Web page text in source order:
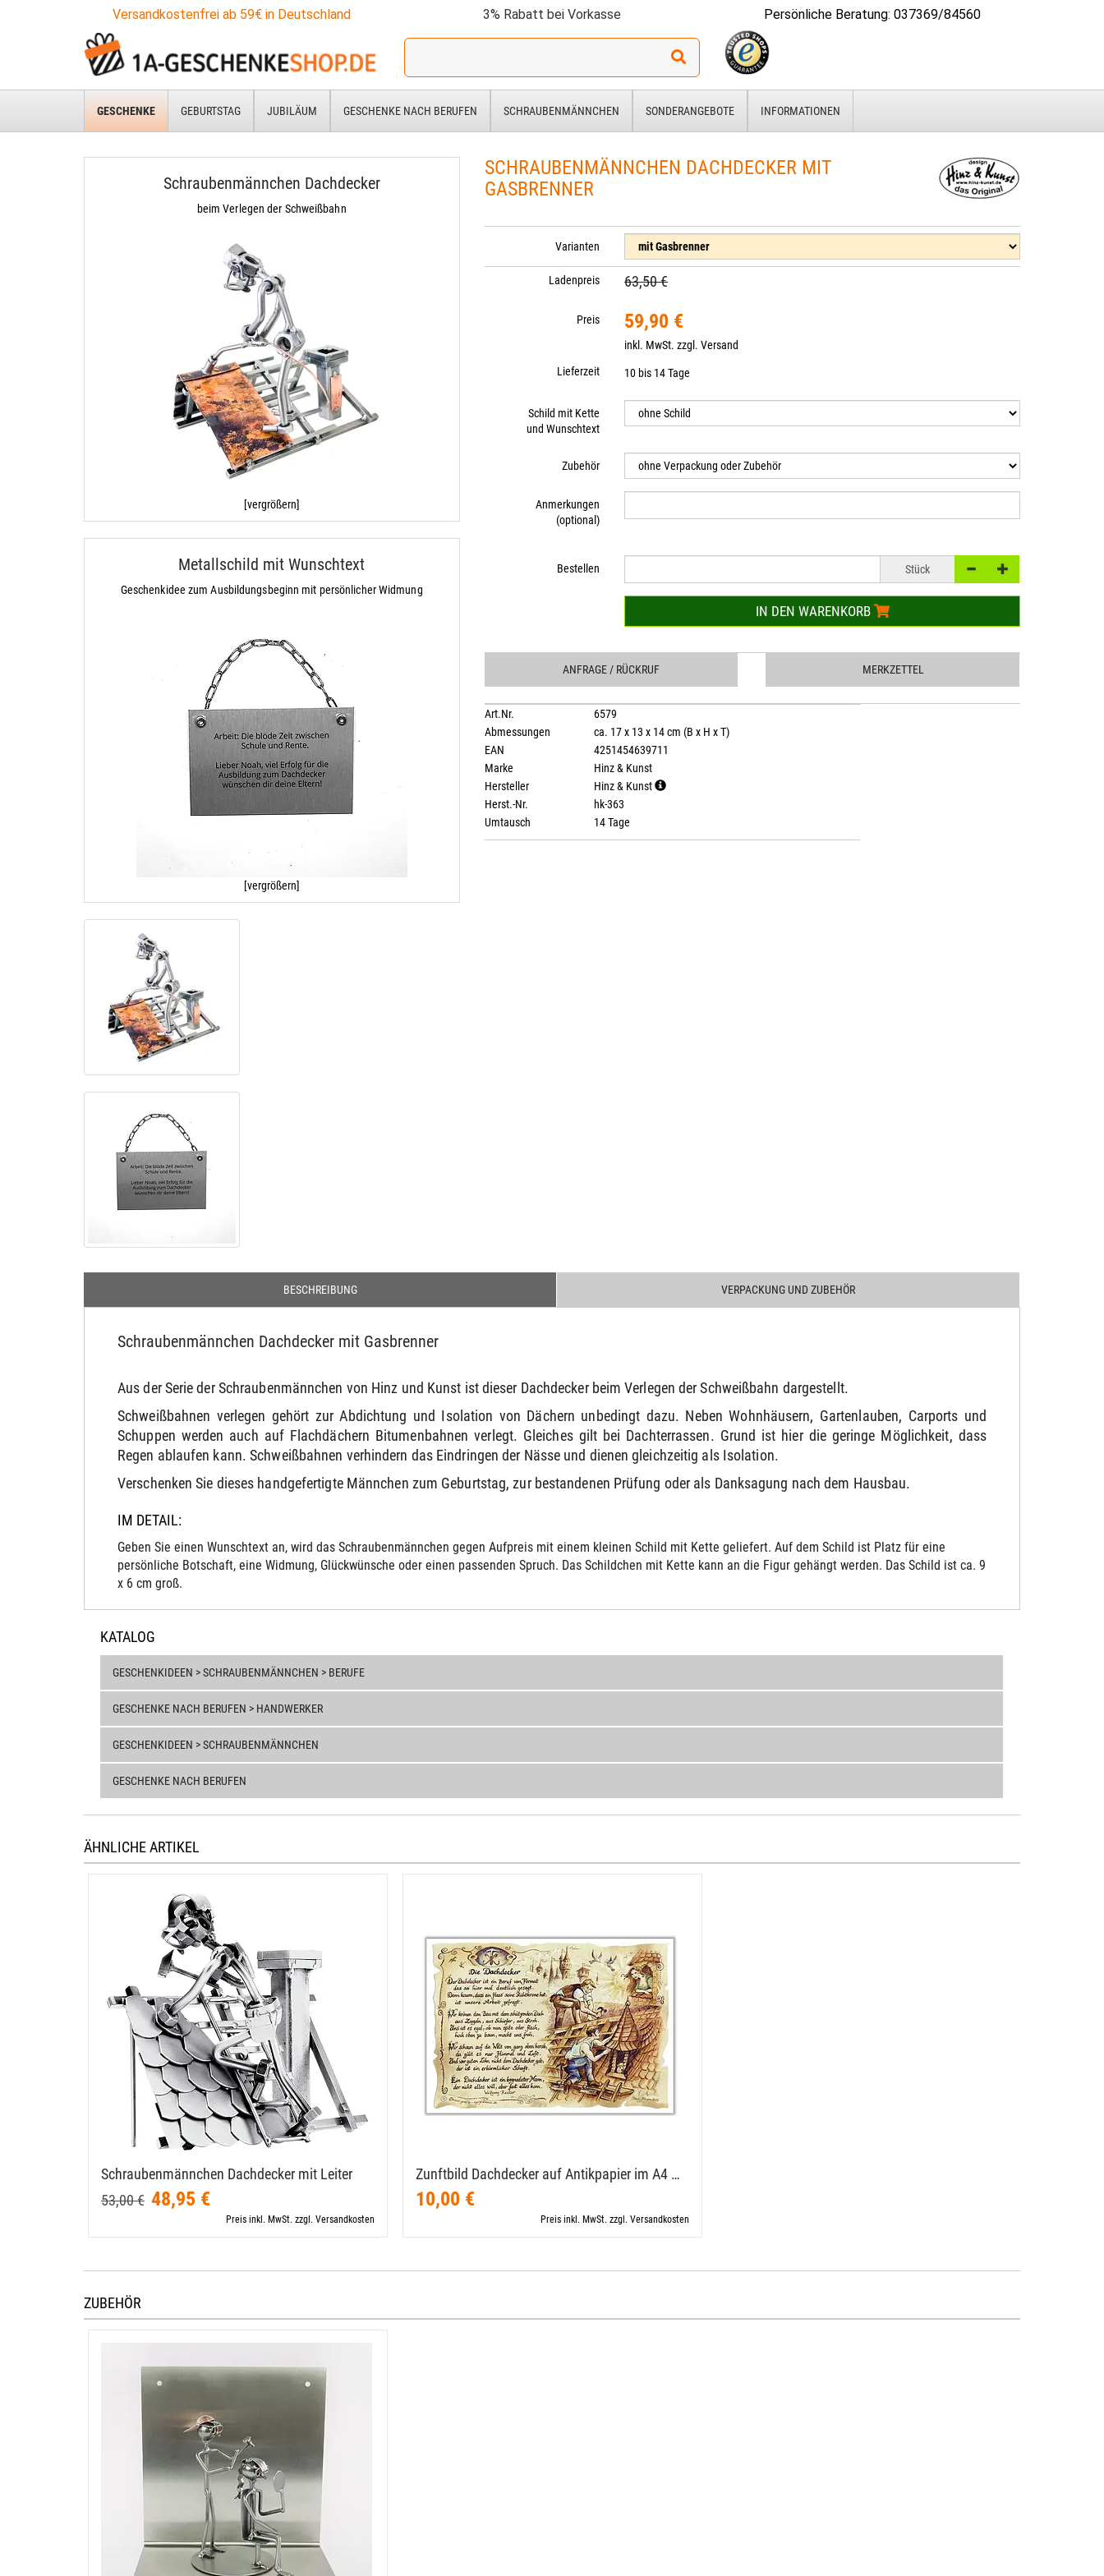
Versandkostenfrei ab 59€ in Deutschland 3% Rabatt bei Vorkasse Persönliche Beratung: 037369/84560
Ich
für:
GESCHENKE GEBURTSTAG JUBILÄUM GESCHENKE NACH BERUFEN SCHRAUBENMÄNNCHEN SONDERANGEBOTE INFORMATIONEN
Schraubenmännchen Dachdecker
beim Verlegen der Schweißbahn
[vergrößern]
Metallschild mit Wunschtext
Geschenkidee zum Ausbildungsbeginn mit persönlicher Widmung
[vergrößern]
SCHRAUBENMÄNNCHEN DACHDECKER MIT
GASBRENNER
Varianten
Ladenpreis 63,50 €
Preis 59,90 €
inkl. MwSt. zzgl.Versand
Lieferzeit
10 bis 14 Tage
Schild mit Kette
und Wunschtext
Zubehör
Anmerkungen
(optional)
Bestellen Stück
IN DEN WARENKORB
ANFRAGE / RÜCKRUF MERKZETTEL
Art.Nr.
6579
Abmessungen
ca. 17 x 13 x 14 cm (B x H x T)
EAN
4251454639711
Marke
Hinz & Kunst
Hersteller
Hinz & Kunst
Herst.-Nr.
hk-363
Umtausch
14 Tage
BESCHREIBUNG VERPACKUNG UND ZUBEHÖR
Schraubenmännchen Dachdecker mit Gasbrenner
Aus der Serie der Schraubenmännchen von Hinz und Kunst ist dieser Dachdecker beim Verlegen der Schweißbahn dargestellt.
Schweißbahnen verlegen gehört zur Abdichtung und Isolation von Dächern unbedingt dazu. Neben Wohnhäusern, Gartenlauben, Carports und
Schuppen werden auch auf Flachdächern Bitumenbahnen verlegt. Gleiches gilt bei Dachterrassen. Grund ist hier die geringe Möglichkeit, dass
Regen ablaufen kann. Schweißbahnen verhindern das Eindringen der Nässe und dienen gleichzeitig als Isolation.
Verschenken Sie dieses handgefertigte Männchen zum Geburtstag, zur bestandenen Prüfung oder als Danksagung nach dem Hausbau.
IM DETAIL:
Geben Sie einen Wunschtext an, wird das Schraubenmännchen gegen Aufpreis mit einem kleinen Schild mit Kette geliefert. Auf dem Schild ist Platz für eine
persönliche Botschaft, eine Widmung, Glückwünsche oder einen passenden Spruch. Das Schildchen mit Kette kann an die Figur gehängt werden. Das Schild ist ca. 9
x 6 cm groß.
KATALOG
GESCHENKIDEEN > SCHRAUBENMÄNNCHEN > BERUFE
GESCHENKE NACH BERUFEN > HANDWERKER
GESCHENKIDEEN > SCHRAUBENMÄNNCHEN
GESCHENKE NACH BERUFEN
ÄHNLICHE ARTIKEL
Schraubenmännchen Dachdecker mit Leiter
53,00 € 48,95 €
Preis inkl. MwSt. zzgl. Versandkosten
Zunftbild Dachdecker auf Antikpapier im A4 …
10,00 €
Preis inkl. MwSt. zzgl. Versandkosten
ZUBEHÖR